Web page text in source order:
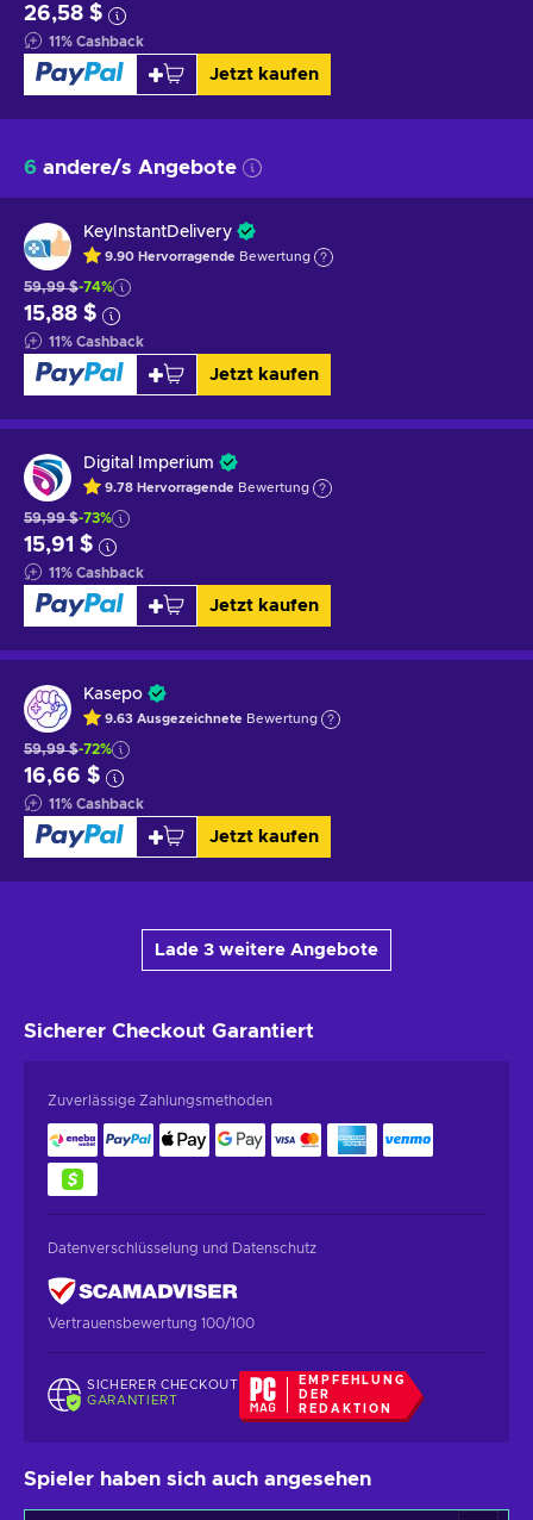
26,58 $
11% Cashback
Jetzt kaufen
6 andere/s Angebote
KeyInstantDelivery
9.90 Hervorragende Bewertung
59,99 $-74%
15,88 $
11% Cashback
Jetzt kaufen
Digital Imperium
9.78 Hervorragende Bewertung
59,99 $-73%
15,91 $
11% Cashback
Jetzt kaufen
Kasepo
9.63 Ausgezeichnete Bewertung
59,99 $-72%
16,66 $
11% Cashback
Jetzt kaufen
Lade 3 weitere Angebote
Sicherer Checkout Garantiert
Zuverlässige Zahlungsmethoden
Datenverschlüsselung und Datenschutz
Vertrauensbewertung 100/100
SICHERER CHECKOUT
GARANTIERT
EMPFEHLUNG
DER
REDAKTION
Spieler haben sich auch angesehen